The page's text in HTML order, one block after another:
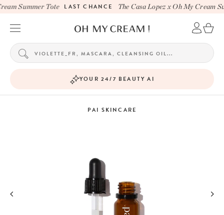
Summer Tote LAST CHANCE The Casa Lopez x Oh My Cream
YOUR 24/7 BEAUTY AI
PAI SKINCARE